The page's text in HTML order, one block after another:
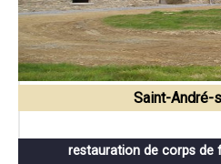
Saint-André-
restauration de corps de